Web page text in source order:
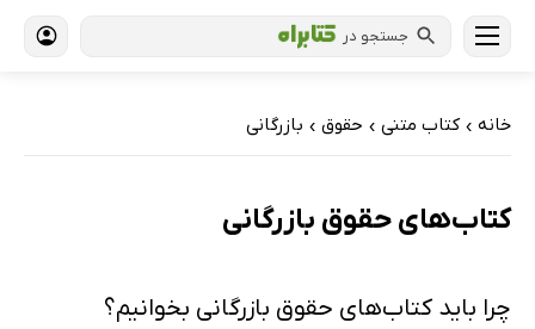
جستجو در
خانه › کتاب‌ متنی › حقوق › بازرگانی
کتاب‌های حقوق بازرگانی
چرا باید کتاب‌های حقوق بازرگانی بخوانیم؟